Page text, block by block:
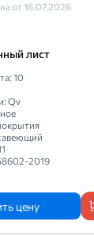
от 16.07.2026
лист
10
Qv
2019
цену